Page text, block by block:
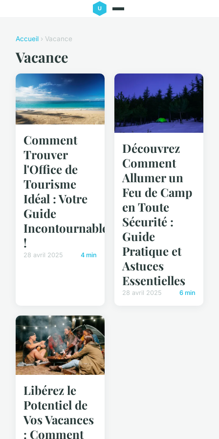
Accueil › Vacance
Vacance
Comment
Trouver
l'Office de
Tourisme
Idéal : Votre
Guide
Incontournable
!
28 avril 2025 4 min
Découvrez
Comment
Allumer un
Feu de Camp
en Toute
Sécurité :
Guide
Pratique et
Astuces
Essentielles
28 avril 2025 6 min
Libérez le
Potentiel de
Vos Vacances
: Comment